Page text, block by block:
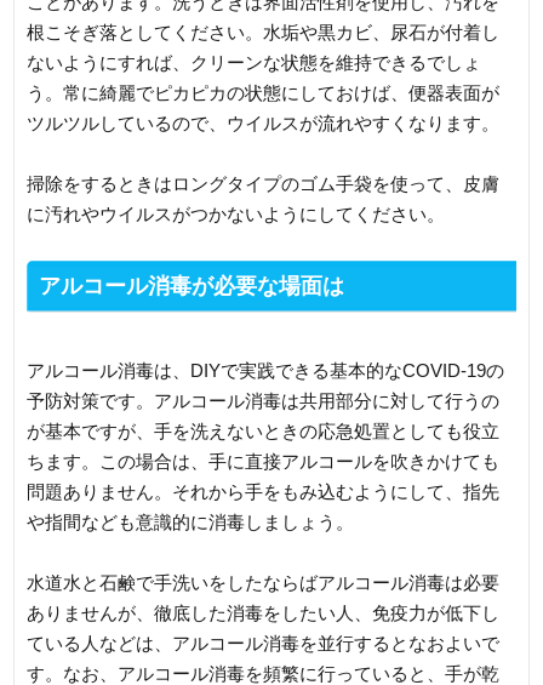
根こそぎ落としてください。水垢や黒カビ、尿石が付着し
ないようにすれば、クリーンな状態を維持できるでしょ
う。常に綺麗でピカピカの状態にしておけば、便器表面が
ツルツルしているので、ウイルスが流れやすくなります。
掃除をするときはロングタイプのゴム手袋を使って、皮膚
に汚れやウイルスがつかないようにしてください。
アルコール消毒が必要な場面は
アルコール消毒は、DIYで実践できる基本的なCOVID-19の
予防対策です。アルコール消毒は共用部分に対して行うの
が基本ですが、手を洗えないときの応急処置としても役立
ちます。この場合は、手に直接アルコールを吹きかけても
問題ありません。それから手をもみ込むようにして、指先
や指間なども意識的に消毒しましょう。
水道水と石鹸で手洗いをしたならばアルコール消毒は必要
ありませんが、徹底した消毒をしたい人、免疫力が低下し
ている人などは、アルコール消毒を並行するとなおよいで
す。なお、アルコール消毒を頻繁に行っていると、手が乾